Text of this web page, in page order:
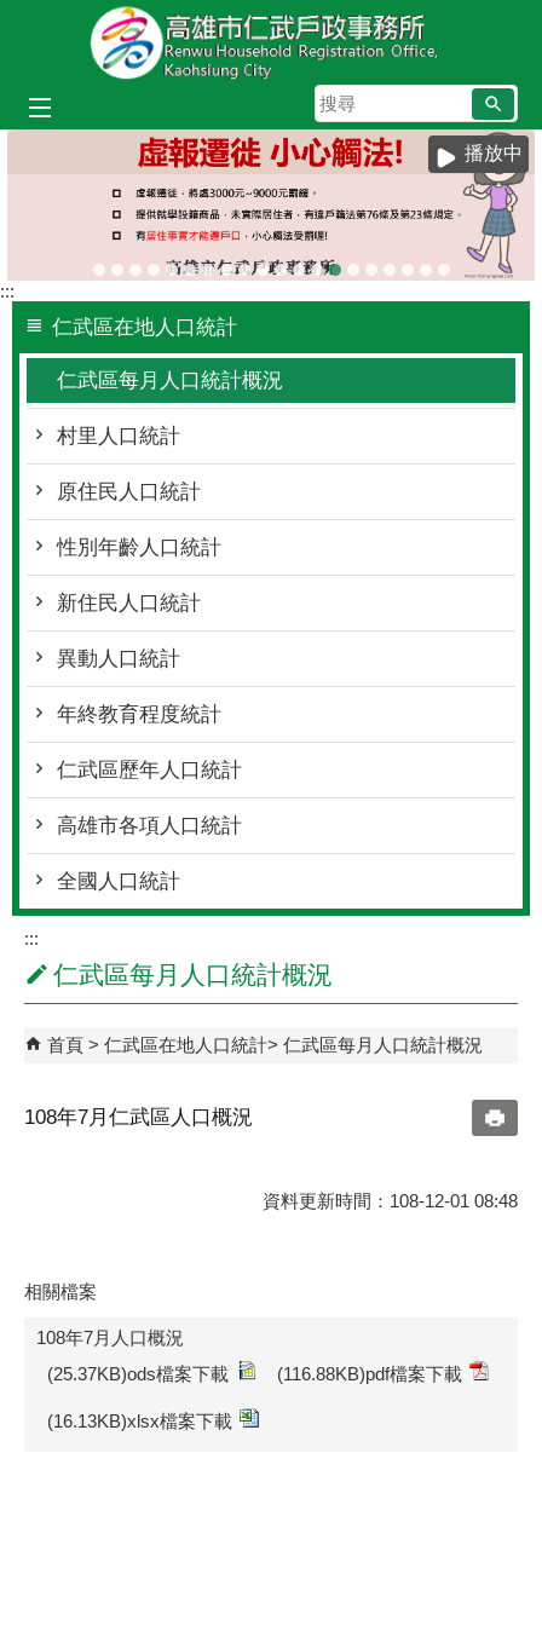
跳到主要內容區塊
搜
尋
播放中
:::
仁武區在地人口統計
仁武區每月人口統計概況
村里人口統計
原住民人口統計
性別年齡人口統計
新住民人口統計
異動人口統計
年終教育程度統計
仁武區歷年人口統計
高雄市各項人口統計
全國人口統計
:::
仁武區每月人口統計概況
首頁 仁武區在地人口統計 仁武區每月人口統計概況
108年7月仁武區人口概況
資料更新時間：108-12-01 08:48
相關檔案
108年7月人口概況
(25.37KB)ods檔案下載
(116.88KB)pdf檔案下載
(16.13KB)xlsx檔案下載